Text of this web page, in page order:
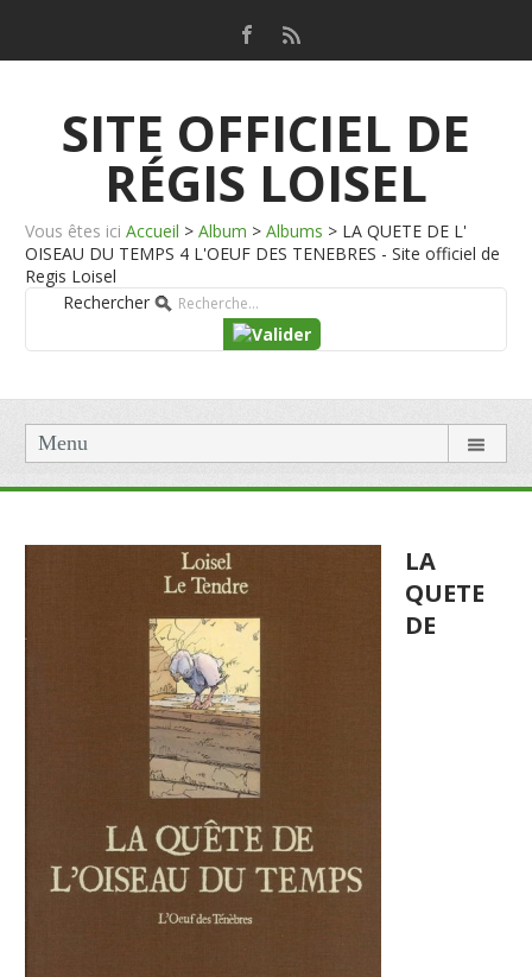
SITE OFFICIEL DE
RÉGIS LOISEL
Vous êtes ici Accueil > Album > Albums > LA QUETE DE L'
OISEAU DU TEMPS 4 L'OEUF DES TENEBRES - Site officiel de
Regis Loisel
Rechercher
Menu
LA
QUETE
DE